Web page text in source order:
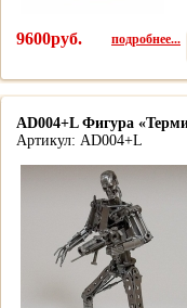
9600руб. подробнее...
AD004+L Фигура
Артикул: AD004+L